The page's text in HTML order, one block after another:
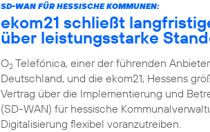
SD-WAN FÜR HESSISCHE KOMMUNEN:
ekom21 schließt
über leistungsstarke
O2 Telefónica, einer der führenden
Deutschland, und die ekom21, Hessens
Vertrag über die Implementierung und
(SD-WAN) für hessische
Digitalisierung flexibel voranzutreiben.